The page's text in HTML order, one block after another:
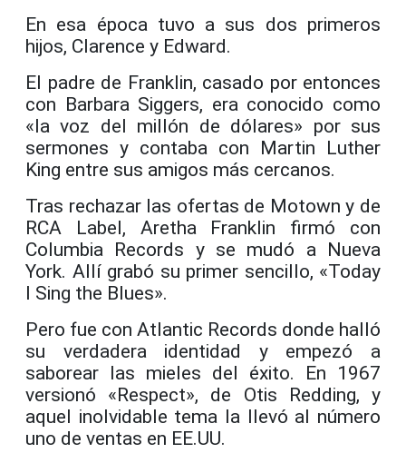
En esa época tuvo a sus dos primeros
hijos, Clarence y Edward.
El padre de Franklin, casado por entonces
con Barbara Siggers, era conocido como
«la voz del millón de dólares» por sus
sermones y contaba con Martin Luther
King entre sus amigos más cercanos.
Tras rechazar las ofertas de Motown y de
RCA Label, Aretha Franklin firmó con
Columbia Records y se mudó a Nueva
York. Allí grabó su primer sencillo, «Today
I Sing the Blues».
Pero fue con Atlantic Records donde halló
su verdadera identidad y empezó a
saborear las mieles del éxito. En 1967
versionó «Respect», de Otis Redding, y
aquel inolvidable tema la llevó al número
uno de ventas en EE.UU.